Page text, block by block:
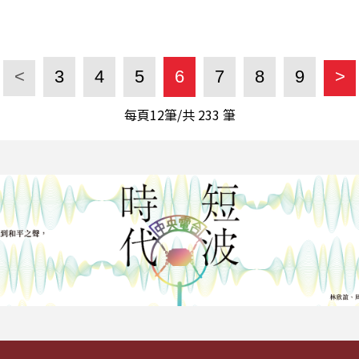
< 3 4 5 6 7 8 9 >
每頁12筆/共 233 筆